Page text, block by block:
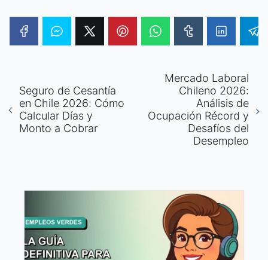
Seguro de Cesantía
en Chile 2026: Cómo
Calcular Días y
Monto a Cobrar
Mercado Laboral
Chileno 2026:
Análisis de
Ocupación Récord y
Desafíos del
Desempleo